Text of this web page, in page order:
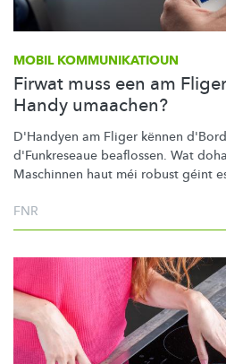
MOBIL KOMMUNIKATIOUN
Firwat muss een am
Handy umaachen?
D'Handyen am Fliger kënnen
d'Funkreseaue beaflossen. Wat
Maschinnen haut méi robust géint
FNR